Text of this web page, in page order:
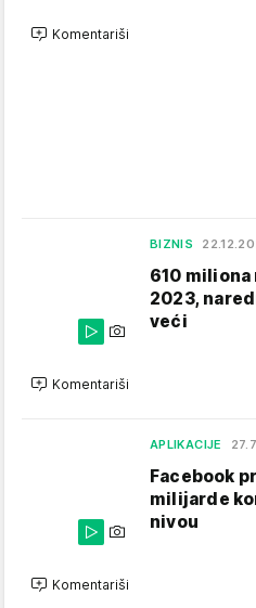
Komentariši
BIZNIS
610 miliona
2023,
veći
Komentariši
APLIKACIJE
Facebook
milijarde
nivou
Komentariši